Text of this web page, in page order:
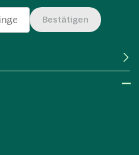
Bestätigen